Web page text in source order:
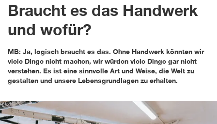
Braucht es das Handwerk
und wofür?
MB: Ja, logisch braucht es das. Ohne Handwerk könnten wir
viele Dinge nicht machen, wir würden viele Dinge gar nicht
verstehen. Es ist eine sinnvolle Art und Weise, die Welt zu
gestalten und unsere Lebensgrundlagen zu erhalten.